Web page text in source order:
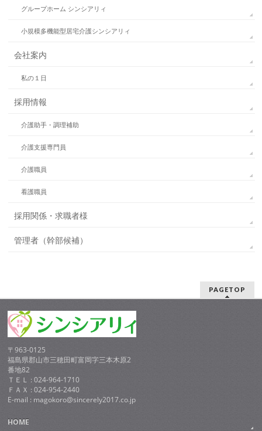
グループホーム シンシアリィ
小規模多機能型居宅介護シンシアリィ
会社案内
私の１日
採用情報
介護助手・調理補助
介護支援専門員
介護職員
看護職員
採用関係・求職者様
管理者（幹部候補）
PAGETOP
〒963-0125
福島県郡山市三穂田町富岡字三本木原2
番地82
ＴＥＬ : 024-964-1710
ＦＡＸ : 024-954-2440
E-mail : magokoro@sincerely2017.co.jp
HOME